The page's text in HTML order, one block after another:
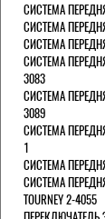
СИСТЕМА
СИСТЕМА
СИСТЕМА
СИСТЕМА
3083
СИСТЕМА
3089
СИСТЕМА
1
СИСТЕМА
СИСТЕМА
TOURNEY 2-4055